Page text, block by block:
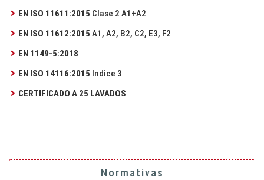
EN ISO 11611:2015 Clase 2 A1+A2
EN ISO 11612:2015 A1, A2, B2, C2, E3, F2
EN 1149-5:2018
EN ISO 14116:2015 Indice 3
CERTIFICADO A 25 LAVADOS
Normativas